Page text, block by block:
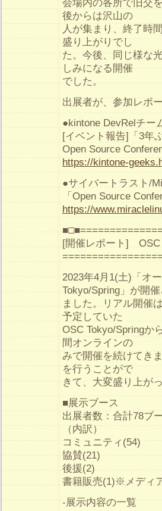
会場内の各所で旧交
後からは沢山の
人が集まり、終了時
盛り上がりでし
た。今後、同じ様な
しみになる開催
でした。
出展者が、参加レポ
●kintone DevRelチー
[イベント報告]「3年
Open Source
https://kintone-
●サイバートラスト/
「Open Source
https://
[開催レポート] OSC
2023年4月1(土)「オ
Tokyo/Spring」が開
ました。リアル開催
予定していた
OSC Tokyo/Springか
間オンラインの
みで開催を続けてき
を行うことがで
きて、大変盛り上が
■展示ブース
出展者数：合計78ブ
（内訳）
コミュニティ(54)
協賛(21)
後援(2)
書籍販売(1)※メディ
-展示内容の一覧